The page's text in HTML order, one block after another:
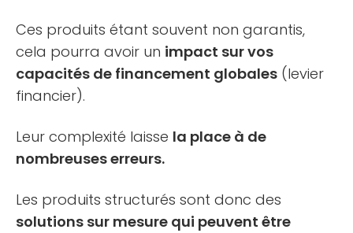
Ces produits étant souvent non garantis,
cela pourra avoir un impact sur vos
capacités de financement globales (levier
financier).
Leur complexité laisse la place à de
nombreuses erreurs.
Les produits structurés sont donc des
solutions sur mesure qui peuvent être